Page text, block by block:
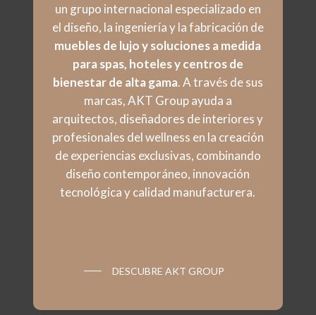
un grupo internacional especializado en
el diseño, la ingeniería y la fabricación de
muebles de lujo y soluciones a medida
para spas, hoteles y centros de
bienestar de alta gama. A través de sus
marcas, AKT Group ayuda a
arquitectos, diseñadores de interiores y
profesionales del wellness en la creación
de experiencias exclusivas, combinando
diseño contemporáneo, innovación
tecnológica y calidad manufacturera.
DESCUBRE AKT GROUP